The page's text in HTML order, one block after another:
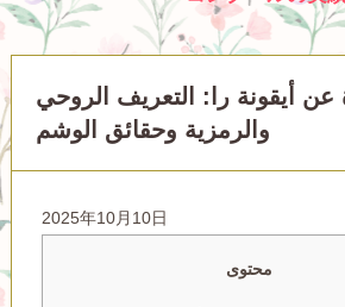
عن أيقونة را: التعريف الروحي
والرمزية وحقائق الوشم
2025年10月10日
محتوى